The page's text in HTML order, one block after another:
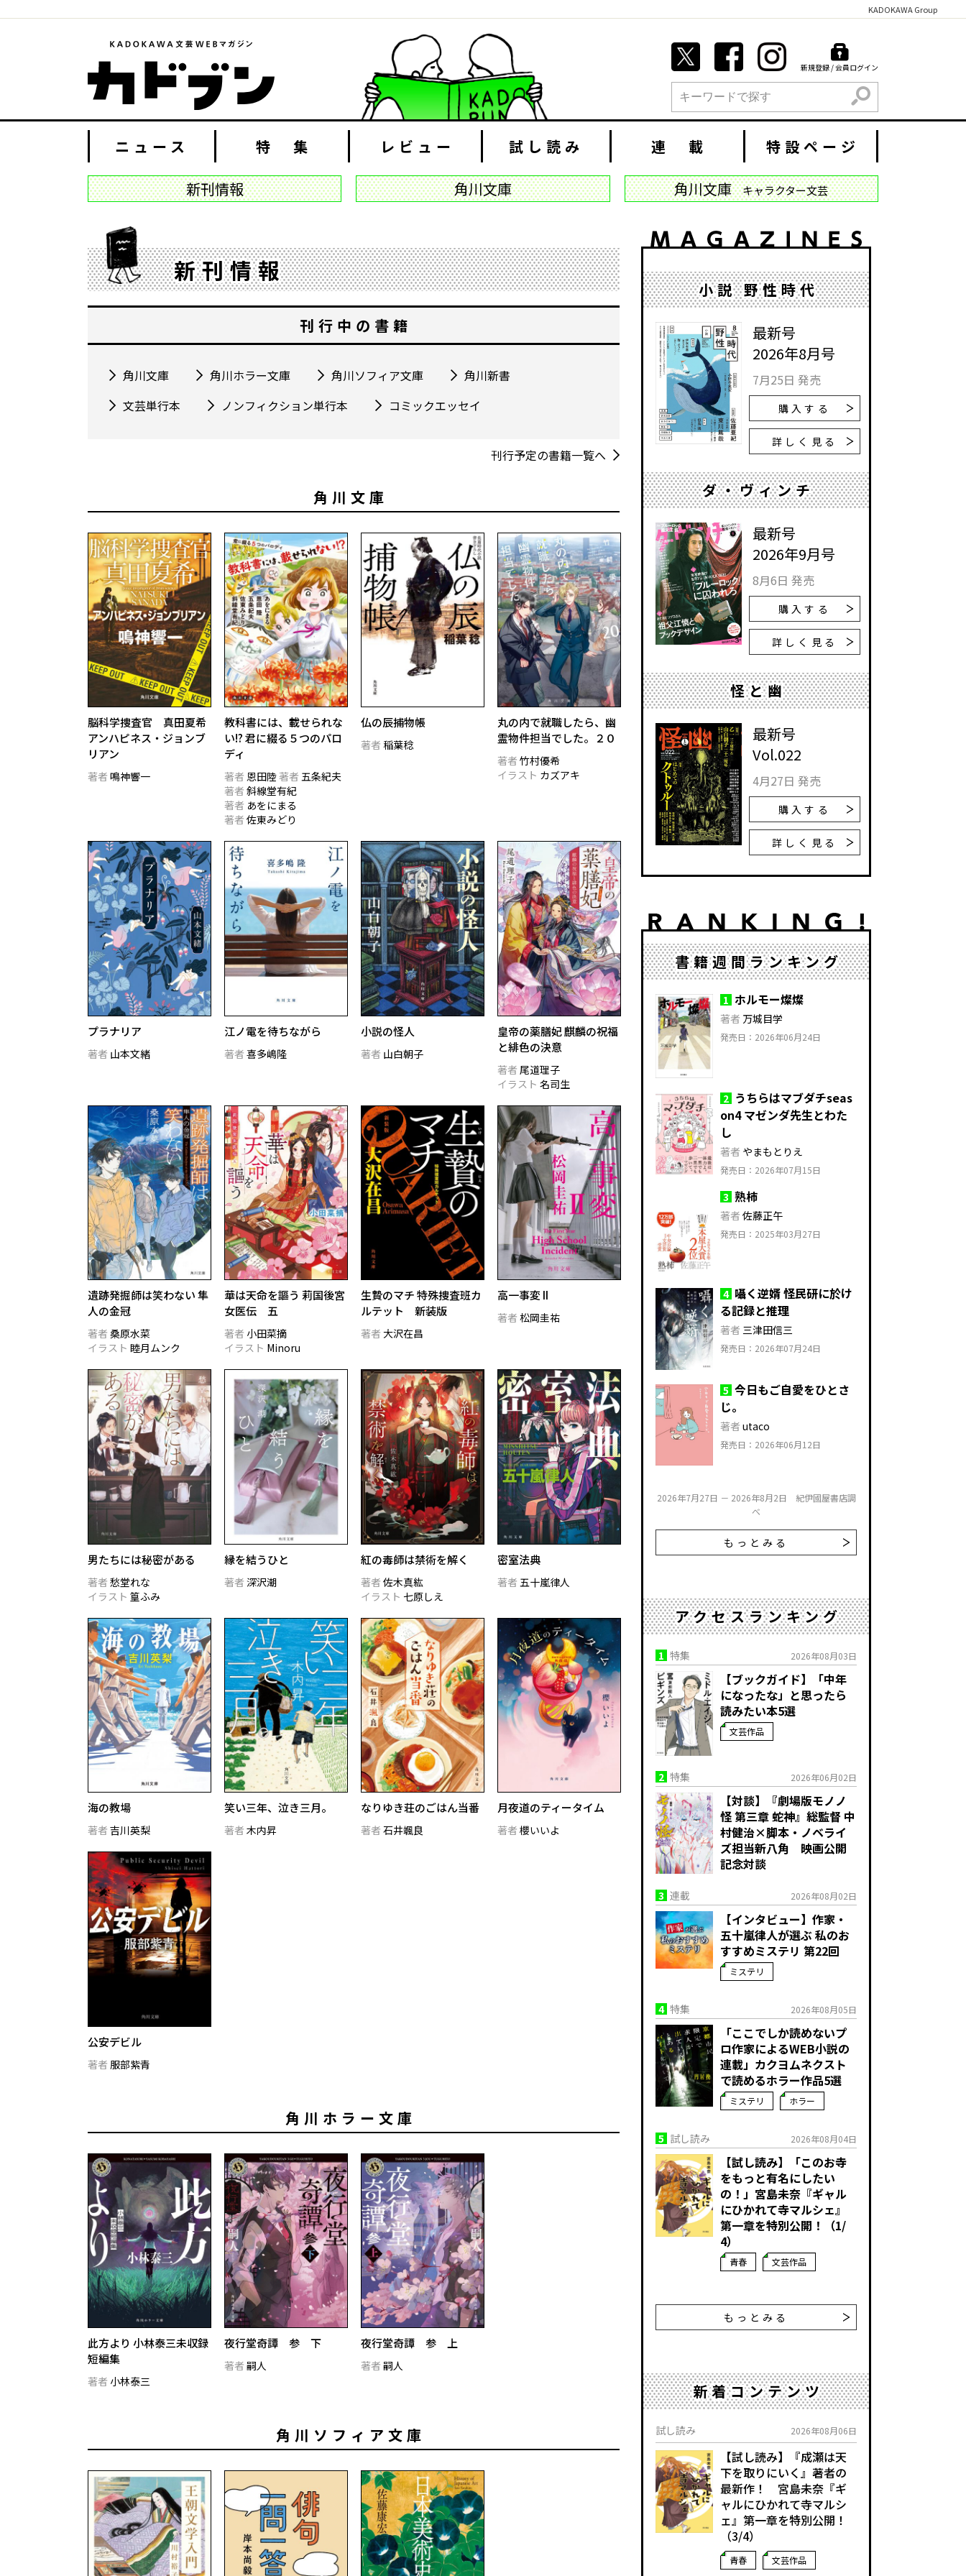
KADOKAWA Group
新規登録 / 会員ログイン
検索
ニュース 特 集 レビュー 試し読み 連 載 特設ページ
新刊情報 角川文庫 角川文庫 キャラクター文芸
新刊情報
刊行中の書籍
角川文庫 角川ホラー文庫 角川ソフィア文庫
角川新書
文芸単行本
ノンフィクション単行本 コミックエッセイ
刊行予定の書籍一覧へ
角川文庫
脳科学捜査官 真田夏希
アンハピネス・ジョンブ
リアン
著者 鳴神響一
教科書には、載せられな
い!? 君に綴る５つのパロ
ディ
著者 恩田陸著者 五条紀夫
著者 斜線堂有紀
著者 あをにまる
著者 佐東みどり
仏の辰捕物帳
著者 稲葉稔
丸の内で就職したら、幽
霊物件担当でした。２０
著者 竹村優希
イラスト カズアキ
プラナリア
著者 山本文緒
江ノ電を待ちながら
著者 喜多嶋隆
小説の怪人
著者 山白朝子
皇帝の薬膳妃 麒麟の祝福
と緋色の決意
著者 尾道理子
イラスト 名司生
遺跡発掘師は笑わない 隼
人の金冠
著者 桑原水菜
イラスト 睦月ムンク
華は天命を謳う 莉国後宮
女医伝 五
著者 小田菜摘
イラスト Minoru
生贄のマチ 特殊捜査班カ
ルテット 新装版
著者 大沢在昌
高一事変 II
著者 松岡圭祐
男たちには秘密がある
著者 愁堂れな
イラスト 篁ふみ
縁を結うひと
著者 深沢潮
紅の毒師は禁術を解く
著者 佐木真紘
イラスト 七原しえ
密室法典
著者 五十嵐律人
海の教場
著者 吉川英梨
笑い三年、泣き三月。
著者 木内昇
なりゆき荘のごはん当番
著者 石井颯良
月夜道のティータイム
著者 櫻いいよ
公安デビル
著者 服部紫青
角川ホラー文庫
此方より 小林泰三未収録
短編集
著者 小林泰三
夜行堂奇譚 参 下
著者 嗣人
夜行堂奇譚 参 上
著者 嗣人
角川ソフィア文庫
小説 野性時代
最新号
2026年8月号
7月25日 発売
購入する
詳しく見る
ダ・ヴィンチ
最新号
2026年9月号
8月6日 発売
購入する
詳しく見る
怪と幽
最新号
Vol.022
4月27日 発売
購入する
詳しく見る
書籍週間ランキング
1 ホルモー燦燦
著者 万城目学
発売日：2026年06月24日
2 うちらはマブダチseas
on4 マゼンダ先生とわた
し
著者 やまもとりえ
発売日：2026年07月15日
3 熟柿
著者 佐藤正午
発売日：2025年03月27日
4 囁く逆婿 怪民研に於け
る記録と推理
著者 三津田信三
発売日：2026年07月24日
5 今日もご自愛をひとさ
じ。
著者 utaco
発売日：2026年06月12日
2026年7月27日 － 2026年8月2日 紀伊國屋書店調
べ
もっとみる
アクセスランキング
1 特集 2026年08月03日
【ブックガイド】「中年
になったな」と思ったら
読みたい本5選
文芸作品
2 特集 2026年06月02日
【対談】『劇場版モノノ
怪 第三章 蛇神』総監督 中
村健治×脚本・ノベライ
ズ担当新八角 映画公開
記念対談
3 連載 2026年08月02日
【インタビュー】作家・
五十嵐律人が選ぶ 私のお
すすめミステリ 第22回
ミステリ
4 特集 2026年08月05日
「ここでしか読めないプ
ロ作家によるWEB小説の
連載」――カクヨムネクスト
で読めるホラー作品5選
ミステリ ホラー
5 試し読み 2026年08月04日
【試し読み】「このお寺
をもっと有名にしたい
の！」宮島未奈『ギャル
にひかれて寺マルシェ』
第一章を特別公開！（1/
4）
青春 文芸作品
もっとみる
新着コンテンツ
試し読み 2026年08月06日
【試し読み】『成瀬は天
下を取りにいく』著者の
最新作！ 宮島未奈『ギ
ャルにひかれて寺マルシ
ェ』第一章を特別公開！
（3/4）
青春 文芸作品